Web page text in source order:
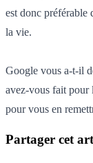
est donc préférable
la vie.
Google vous a-t-il
avez-vous fait pour
pour vous en
Partager cet